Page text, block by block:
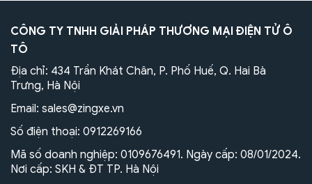
CÔNG TY TNHH GIẢI PHÁP THƯƠNG MẠI ĐIỆN TỬ Ô
TÔ
Địa chỉ: 434 Trần Khát Chân, P. Phố Huế, Q. Hai Bà
Trưng, Hà Nội
Email: sales@zingxe.vn
Số điện thoại: 0912269166
Mã số doanh nghiệp: 0109676491. Ngày cấp: 08/01/2024.
Nơi cấp: SKH & ĐT TP. Hà Nội